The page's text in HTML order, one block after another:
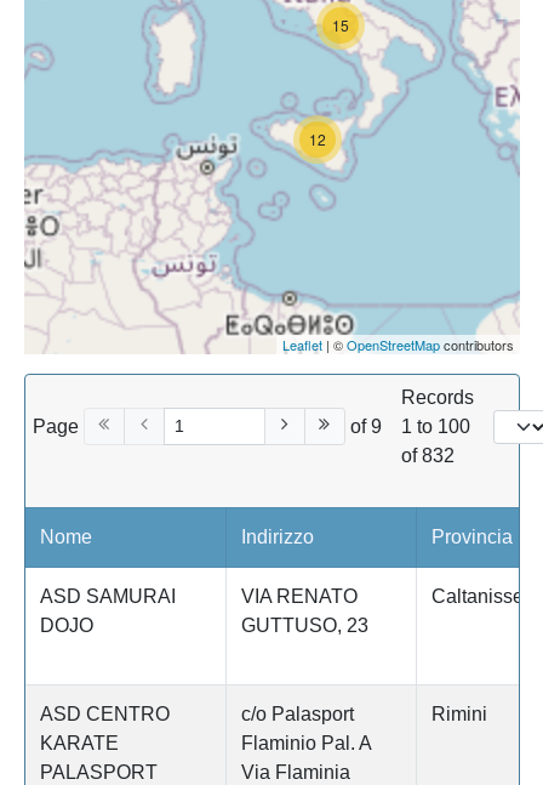
15
12
Leaflet| ©OpenStreetMapcontributors
Page of 9
Records
1 to 100
of 832
Nome Indirizzo Provincia
ASD SAMURAI
DOJO
VIA RENATO
GUTTUSO, 23
Caltanissetta
ASD CENTRO
KARATE
PALASPORT
c/o Palasport
Flaminio Pal. A
Via Flaminia
Rimini